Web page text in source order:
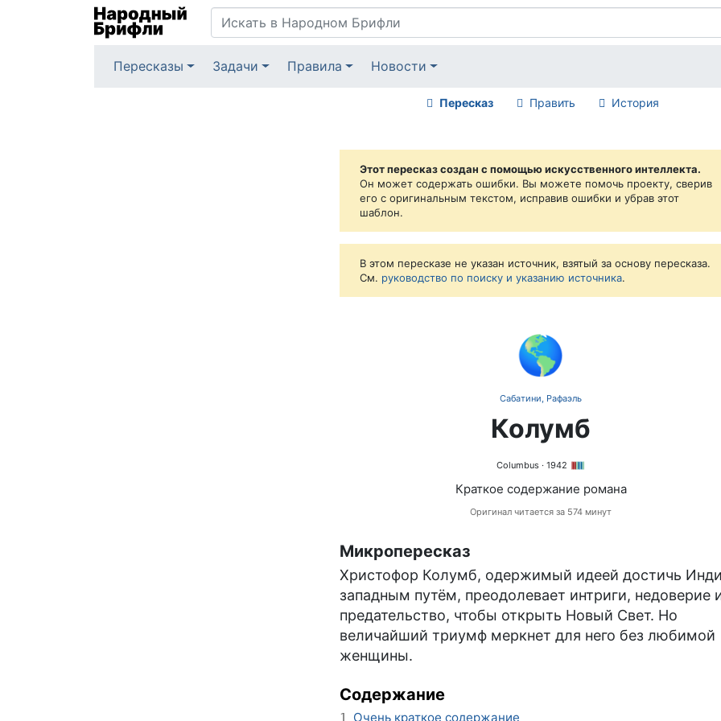
Пересказы Задачи Правила Новости
Пересказ Править История
Этот пересказ создан с помощью искусственного интеллекта.
Он может содержать ошибки. Вы можете помочь проекту, сверив
его с оригинальным текстом, исправив ошибки и убрав этот
шаблон.
В этом пересказе не указан источник, взятый за основу пересказа.
См. руководство по поиску и указанию источника.
🌎
Сабатини, Рафаэль
Колумб
Columbus· 1942
Краткое содержание романа
Оригинал читается за 574 минут
Микропересказ
Христофор Колумб, одержимый идеей достичь
западным путём, преодолевает интриги, недоверие
предательство, чтобы открыть Новый Свет. Но
величайший триумф меркнет для него без любимой
женщины.
Содержание
1 Очень краткое содержание